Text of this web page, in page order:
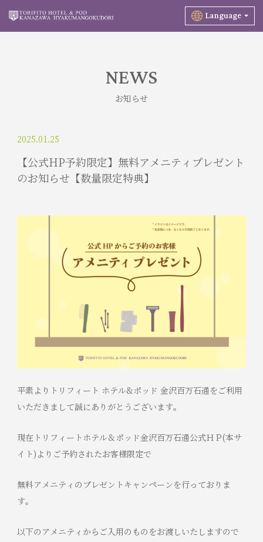
Language
NEWS
お知らせ
2025.01.25
【公式HP予約限定】無料アメニティプレゼント
のお知らせ【数量限定特典】
平素よりトリフィート ホテル&ポッド 金沢百万石通をご利用
いただきまして誠にありがとうございます。
現在トリフィートホテル＆ポッド金沢百万石通公式ＨＰ(本サ
イト)よりご予約されたお客様限定で
無料アメニティのプレゼントキャンペーンを行っておりま
す。
以下のアメニティからご入用のものをお渡しいたしますので